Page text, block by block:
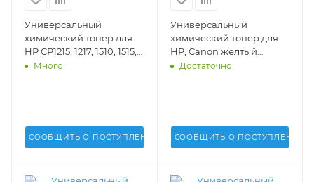
Универсальный
химический тонер для
HP CP1215, 1217, 1510, 1515,
M251, 276, 3800, 3600
Много
СООБЩИТЬ О ПОСТУПЛЕНИИ
Универсальный
химический тонер для
HP, Canon желтый
(Yellow)(HP UNIV)(250 г.)
Достаточно
СООБЩИТЬ О ПОСТУПЛЕНИИ